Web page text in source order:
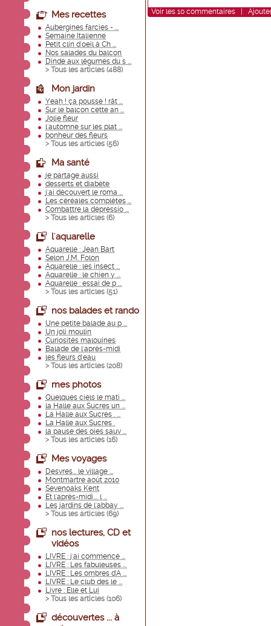
Mes recettes
Aubergines farcies - ...
Semaine Italienne
Petit clin d'oeil à Ch ...
Nos salades du balcon
Dinde aux légumes du s ...
> Tous les articles (488)
Mon jardin
Yeah ! ça pousse ! rât ...
Sur le balcon cette an ...
Jolie fleur
l'automne sur les plat ...
bonheur des fleurs
> Tous les articles (56)
Ma santé
je partage aussi
desserts et diabète
j'ai découvert le roma ...
Les céréales complètes ...
Combattre la dépressio ...
> Tous les articles (6)
l'aquarelle
Aquarelle : Jean Bart
Selon J.M. Folon
Aquarelle : les insect ...
Aquarelle : le chien y ...
Aquarelle : essai de p ...
> Tous les articles (51)
nos balades et rando
Une petite balade au p ...
Un joli moulin
Curiosités malouines
Balade de l'après-midi
les fleurs d'eau
> Tous les articles (208)
mes photos
Quelques ciels le mati ...
la Halle aux Sucres un ...
La Halle aux Sucres . ...
La Halle aux Sucres .
la pause des oies sauv ...
> Tous les articles (16)
Mes voyages
Desvres... le village ...
Montmartre août 2010
Sevenoaks Kent
Et l'après-midi.... l ...
Les jardins de l'abbay ...
> Tous les articles (69)
nos lectures, CD et
vidéos
LIVRE : j'ai commencé ...
LIVRE : Les fabuleuses ...
LIVRE : Les ombres d'A ...
LIVRE : Le club des le ...
Livre : Elle et Lui
> Tous les articles (106)
découvertes ... à
Voir les 10 commentaires |